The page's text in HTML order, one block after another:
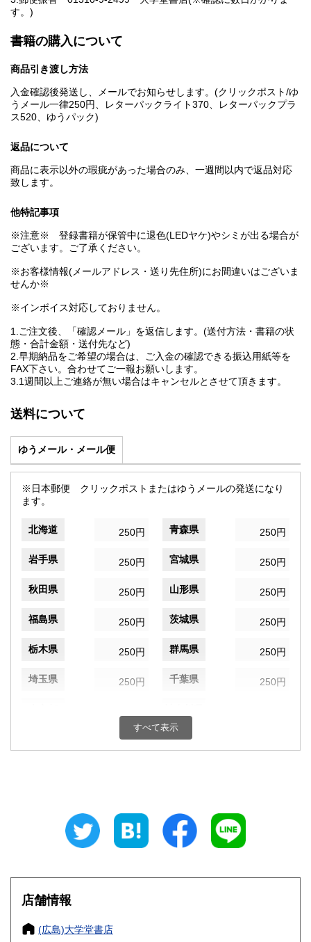
す。)
書籍の購入について
商品引き渡し方法
入金確認後発送し、メールでお知らせします。(クリックポスト/ゆ
うメール一律250円、レターパックライト370、レターパックプラ
ス520、ゆうパック)
返品について
商品に表示以外の瑕疵があった場合のみ、一週間以内で返品対応
致します。
他特記事項
※注意※ 登録書籍が保管中に退色(LEDヤケ)やシミが出る場合が
ございます。ご了承ください。
※お客様情報(メールアドレス・送り先住所)にお間違いはございま
せんか※
※インボイス対応しておりません。
1.ご注文後、「確認メール」を返信します。(送付方法・書籍の状
態・合計金額・送付先など)
2.早期納品をご希望の場合は、ご入金の確認できる振込用紙等を
FAX下さい。合わせてご一報お願いします。
3.1週間以上ご連絡が無い場合はキャンセルとさせて頂きます。
送料について
ゆうメール・メール便
※日本郵便 クリックポストまたはゆうメールの発送になり
ます。
北海道 250円 青森県 250円
岩手県 250円 宮城県 250円
秋田県 250円 山形県 250円
福島県 250円 茨城県 250円
栃木県 250円 群馬県 250円
埼玉県 250円 千葉県 250円
250円 富山県
250円 静岡県
すべて表示
店舗情報
(広島)大学堂書店